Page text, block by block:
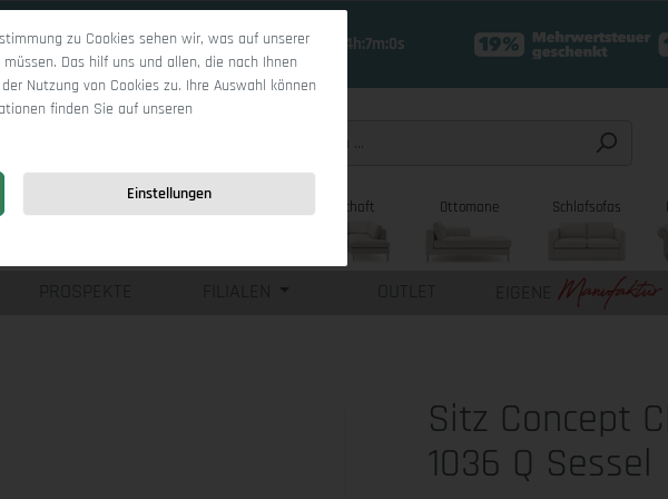
18 Tage 4h:6m:59s
Wohnlandschaft Ottomane Schlafsofas
PROSPEKTE FILIALEN OUTLET EIGENE
Sitz Concept
1036 Q Sessel
zu Cookies sehen wir, was auf unserer
Das hilf uns und allen, die nach Ihnen
Nutzung von Cookies zu. Ihre Auswahl können
finden Sie auf unseren
Einstellungen